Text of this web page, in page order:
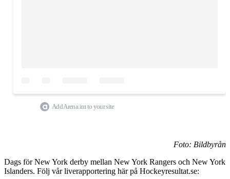
Add Arena.im to your site
Foto: Bildbyrån
Dags för New York derby mellan New York Rangers och New York
Islanders. Följ vår liverapportering här på Hockeyresultat.se: